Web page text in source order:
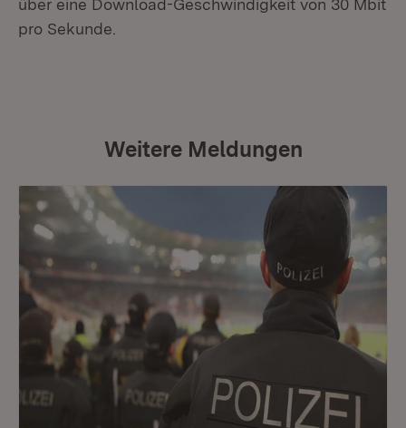
über eine Download-Geschwindigkeit von 30 Mbit
pro Sekunde.
Weitere Meldungen